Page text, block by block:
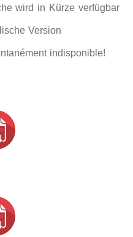
wird in Kürze verfügbar
Version
indisponible!